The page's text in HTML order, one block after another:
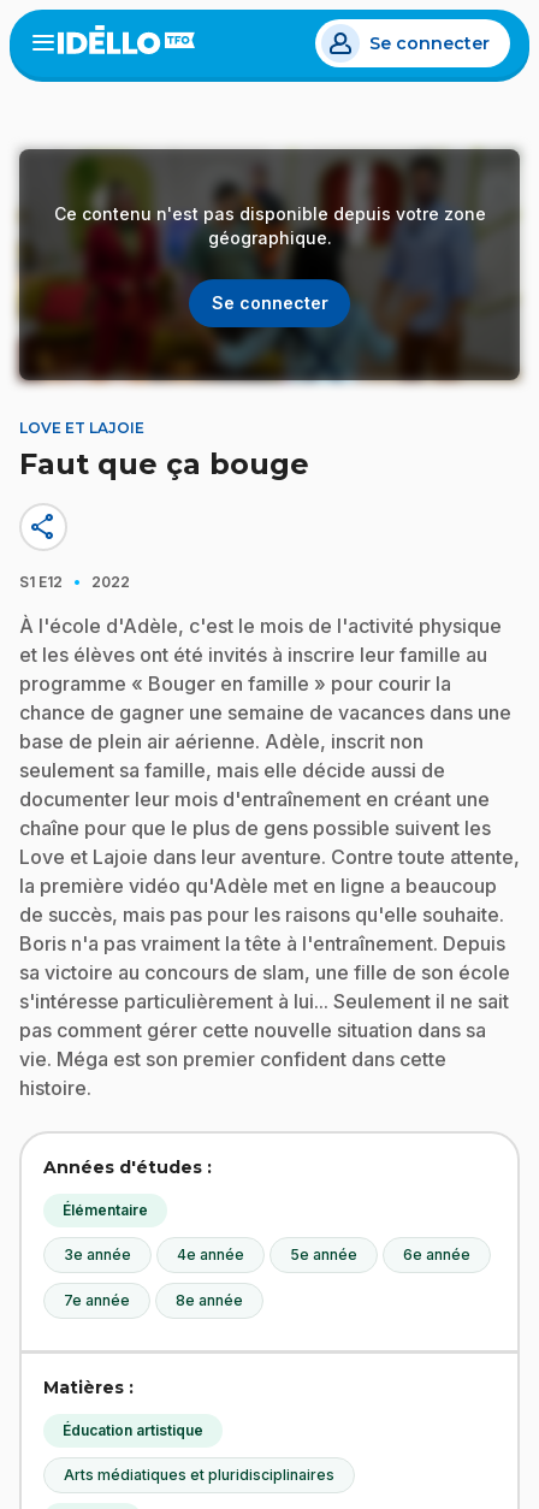
Aller
au
contenu
Open
menu
Se connecter
Ce contenu n'est pas disponible depuis votre zone
géographique.
Se connecter
LOVE ET LAJOIE
Faut que ça bouge
share
S1 E12 · 2022
À l'école d'Adèle, c'est le mois de l'activité physique
et les élèves ont été invités à inscrire leur famille au
programme « Bouger en famille » pour courir la
chance de gagner une semaine de vacances dans une
base de plein air aérienne. Adèle, inscrit non
seulement sa famille, mais elle décide aussi de
documenter leur mois d'entraînement en créant une
chaîne pour que le plus de gens possible suivent les
Love et Lajoie dans leur aventure. Contre toute attente,
la première vidéo qu'Adèle met en ligne a beaucoup
de succès, mais pas pour les raisons qu'elle souhaite.
Boris n'a pas vraiment la tête à l'entraînement. Depuis
sa victoire au concours de slam, une fille de son école
s'intéresse particulièrement à lui... Seulement il ne sait
pas comment gérer cette nouvelle situation dans sa
vie. Méga est son premier confident dans cette
histoire.
Années d'études :
Élémentaire
3e année 4e année 5e année 6e année
7e année 8e année
Matières :
Éducation artistique
Arts médiatiques et pluridisciplinaires